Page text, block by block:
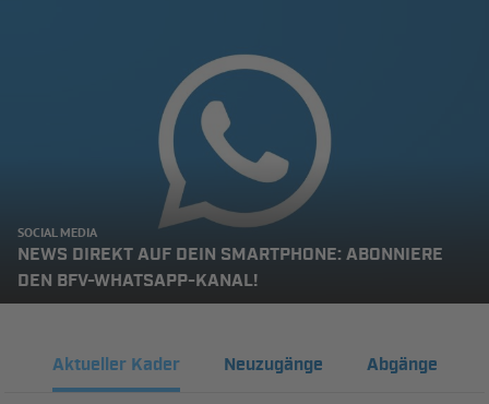
SOCIAL MEDIA
NEWS DIREKT AUF DEIN SMARTPHONE: ABONNIERE
DEN BFV-WHATSAPP-KANAL!
Aktueller Kader Neuzugänge Abgänge